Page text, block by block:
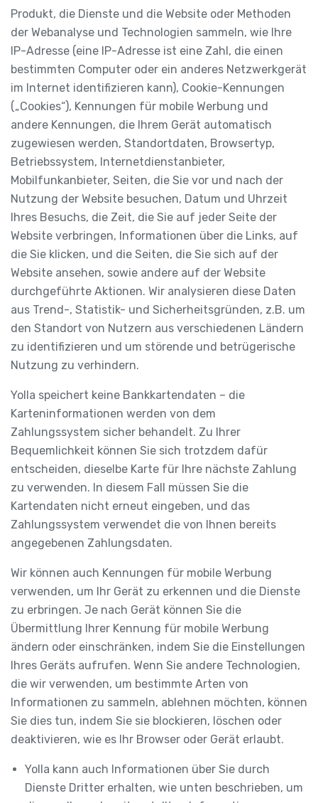
Produkt, die Dienste und die Website oder Methoden
der Webanalyse und Technologien sammeln, wie Ihre
IP-Adresse (eine IP-Adresse ist eine Zahl, die einen
bestimmten Computer oder ein anderes Netzwerkgerät
im Internet identifizieren kann), Cookie-Kennungen
(„Cookies“), Kennungen für mobile Werbung und
andere Kennungen, die Ihrem Gerät automatisch
zugewiesen werden, Standortdaten, Browsertyp,
Betriebssystem, Internetdienstanbieter,
Mobilfunkanbieter, Seiten, die Sie vor und nach der
Nutzung der Website besuchen, Datum und Uhrzeit
Ihres Besuchs, die Zeit, die Sie auf jeder Seite der
Website verbringen, Informationen über die Links, auf
die Sie klicken, und die Seiten, die Sie sich auf der
Website ansehen, sowie andere auf der Website
durchgeführte Aktionen. Wir analysieren diese Daten
aus Trend-, Statistik- und Sicherheitsgründen, z.B. um
den Standort von Nutzern aus verschiedenen Ländern
zu identifizieren und um störende und betrügerische
Nutzung zu verhindern.
Yolla speichert keine Bankkartendaten – die
Karteninformationen werden von dem
Zahlungssystem sicher behandelt. Zu Ihrer
Bequemlichkeit können Sie sich trotzdem dafür
entscheiden, dieselbe Karte für Ihre nächste Zahlung
zu verwenden. In diesem Fall müssen Sie die
Kartendaten nicht erneut eingeben, und das
Zahlungssystem verwendet die von Ihnen bereits
angegebenen Zahlungsdaten.
Wir können auch Kennungen für mobile Werbung
verwenden, um Ihr Gerät zu erkennen und die Dienste
zu erbringen. Je nach Gerät können Sie die
Übermittlung Ihrer Kennung für mobile Werbung
ändern oder einschränken, indem Sie die Einstellungen
Ihres Geräts aufrufen. Wenn Sie andere Technologien,
die wir verwenden, um bestimmte Arten von
Informationen zu sammeln, ablehnen möchten, können
Sie dies tun, indem Sie sie blockieren, löschen oder
deaktivieren, wie es Ihr Browser oder Gerät erlaubt.
Yolla kann auch Informationen über Sie durch
Dienste Dritter erhalten, wie unten beschrieben, um